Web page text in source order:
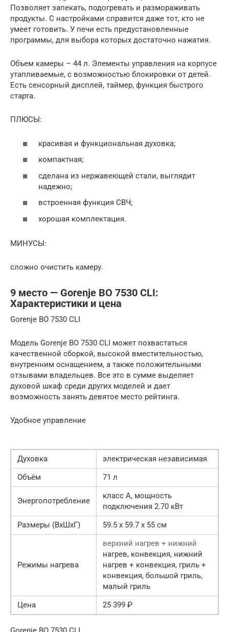
Позволяет запекать, подогревать и размораживать
продукты. С настройками справится даже тот, кто не
умеет готовить. У печи есть предустановленные
программы, для выбора которых достаточно нажатия.
Объем камеры – 44 л. Элементы управления на корпусе
утапливаемые, с возможностью блокировки от детей.
Есть сенсорный дисплей, таймер, функция быстрого
старта.
ПЛЮСЫ:
красивая и функциональная духовка;
компактная;
сделана из нержавеющей стали, выглядит
надежно;
встроенная функция СВЧ;
хорошая комплектация.
МИНУСЫ:
сложно очистить камеру.
9 место — Gorenje BO 7530 CLI:
Характеристики и цена
Gorenje BO 7530 CLI
Модель Gorenje BO 7530 CLI может похвастаться
качественной сборкой, высокой вместительностью,
внутренним оснащением, а также положительными
отзывами владельцев. Все это в сумме выделяет
духовой шкаф среди других моделей и дает
возможность занять девятое место рейтинга.
Удобное управление
Духовка
электрическая независимая
Объём
71 л
Энергопотребление
класс A, мощность
подключения 2.70 кВт
Размеры (ВхШхГ)
59.5 х 59.7 x 55 см
Режимы нагрева
верхний нагрев + нижний
нагрев, конвекция, нижний
нагрев + конвекция, гриль +
конвекция, большой гриль,
малый гриль
Цена
25 399 ₽